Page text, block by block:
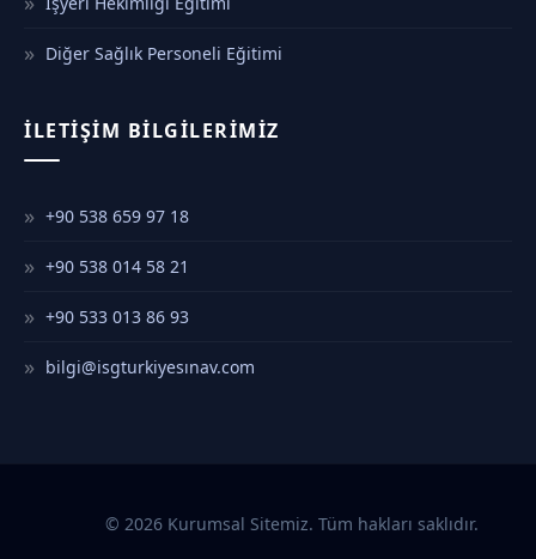
Diğer Sağlık Personeli Eğitimi
İLETIŞIM BILGILERIMIZ
+90 538 659 97 18
+90 538 014 58 21
+90 533 013 86 93
bilgi@isgturkiyesınav.com
© 2026 Kurumsal Sitemiz. Tüm hakları saklıdır.